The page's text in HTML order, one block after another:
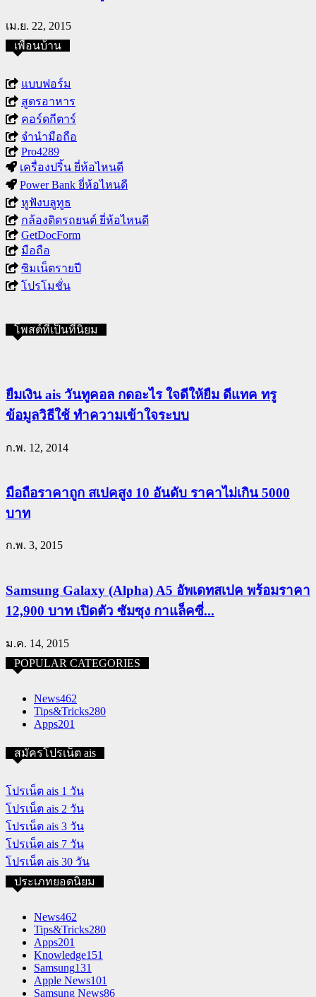
เม.ย. 22, 2015
เพื่อนบ้าน
แบบฟอร์ม
สูตรอาหาร
คอร์ดกีตาร์
จำนำมือถือ
Pro4289
เครื่องปริ้น ยี่ห้อไหนดี
Power Bank ยี่ห้อไหนดี
หูฟังบลูทูธ
กล้องติดรถยนต์ ยี่ห้อไหนดี
GetDocForm
มือถือ
ซิมเน็ตรายปี
โปรโมชั่น
โพสต์ที่เป็นที่นิยม
ยืมเงิน ais วันทูคอล กดอะไร ใจดีให้ยืม ดีแทค ทรู
ข้อมูลวิธีใช้ ทำความเข้าใจระบบ
ก.พ. 12, 2014
มือถือราคาถูก สเปคสูง 10 อันดับ ราคาไม่เกิน 5000
บาท
ก.พ. 3, 2015
Samsung Galaxy (Alpha) A5 อัพเดทสเปค พร้อมราคา
12,900 บาท เปิดตัว ซัมซุง กาแล็คซี่...
ม.ค. 14, 2015
POPULAR CATEGORIES
News462
Tips&Tricks280
Apps201
สมัครโปรเน็ต ais
โปรเน็ต ais 1 วัน
โปรเน็ต ais 2 วัน
โปรเน็ต ais 3 วัน
โปรเน็ต ais 7 วัน
โปรเน็ต ais 30 วัน
ประเภทยอดนิยม
News462
Tips&Tricks280
Apps201
Knowledge151
Samsung131
Apple News101
Samsung News86